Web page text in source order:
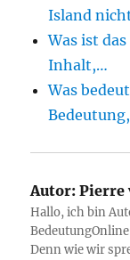
Island
Was ist
Inhalt,…
Was
Autor: Pierre
Hallo, ich bin
Denn wie wir